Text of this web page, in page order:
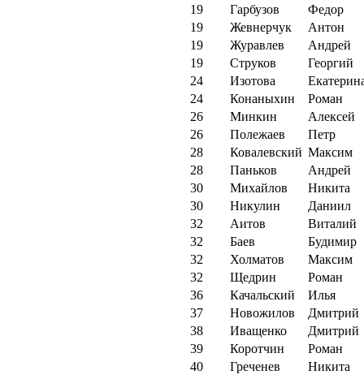
19
Гарбузов
Федор
19
Жевнерчук
Антон
19
Журавлев
Андрей
19
Струков
Георгий
24
Изотова
24
Конаныхин
Роман
26
Минкин
Алексей
26
Полежаев
Петр
28
Ковалевский Максим
28
Паньков
Андрей
30
Михайлов
Никита
30
Никулин
Даниил
32
Аитов
Виталий
32
Баев
Будимир
32
Холматов
Максим
32
Щедрин
Роман
36
Качальский
Илья
37
Новожилов
Дмитрий
38
Иващенко
Дмитрий
39
Коротчин
Роман
40
Греченев
Никита